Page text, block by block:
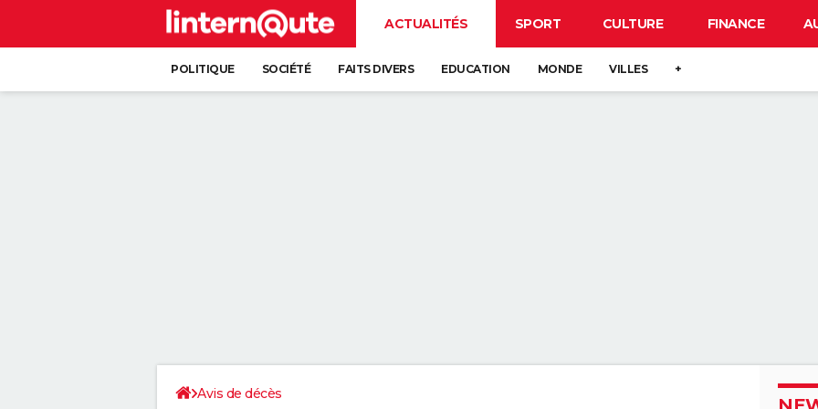
ACTUALITÉS SPORT CULTURE FINANCE
POLITIQUE SOCIÉTÉ FAITS DIVERS EDUCATION MONDE VILLES +
Avis de décès